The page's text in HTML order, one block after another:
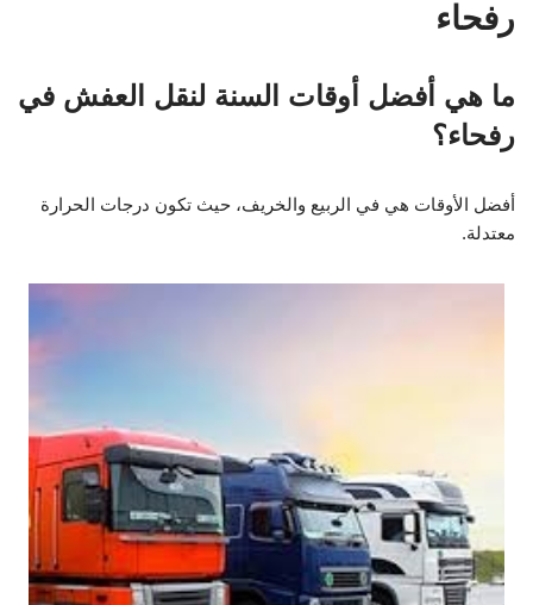
رفحاء
ما هي أفضل أوقات السنة لنقل العفش في
رفحاء؟
أفضل الأوقات هي في الربيع والخريف، حيث تكون درجات الحرارة
معتدلة.